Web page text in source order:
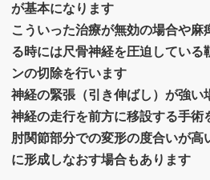
が基本になります
こういった治療が無効の場合や麻
る時には尺骨神経を圧迫している
ンの切除を行います
神経の緊張（引き伸ばし）が強い
神経の走行を前方に移設する手術
肘関節部分での変形の度合いが高
に形成しなおす場合もあります